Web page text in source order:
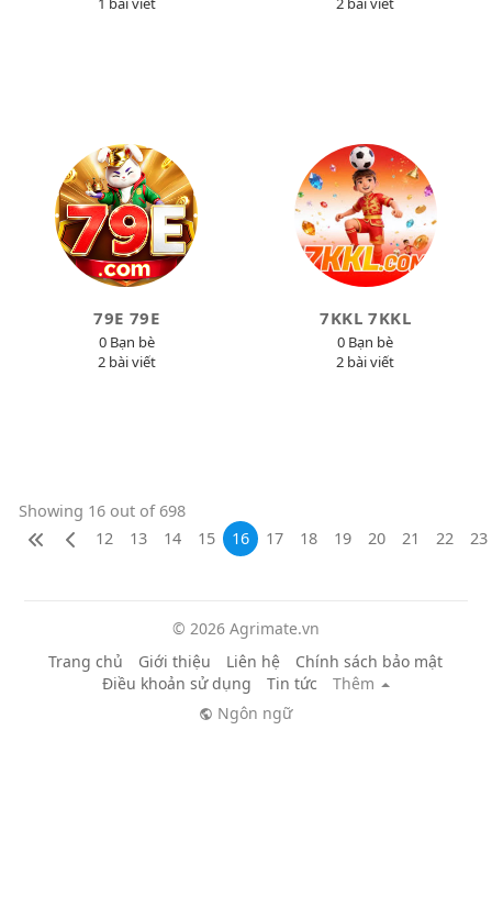
79E 79E
0 Bạn bè
2 bài viết
7KKL 7KKL
0 Bạn bè
2 bài viết
Showing 16 out of 698
12
13 14 15 16 17 18 19 20 21 22 23
© 2026 Agrimate.vn
Trang chủ
Giới thiệu Liên hệ
Chính sách bảo mật
Điều khoản sử dụng
Tin tức
Thêm
Ngôn ngữ